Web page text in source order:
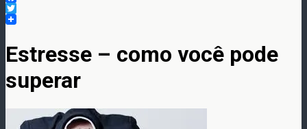
Facebook
Twitter
Estresse – como você pode
superar